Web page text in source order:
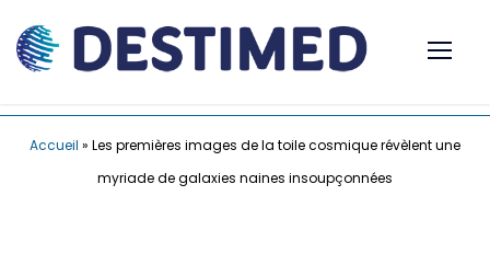
Accueil » Les premières images de la toile cosmique révèlent une
myriade de galaxies naines insoupçonnées